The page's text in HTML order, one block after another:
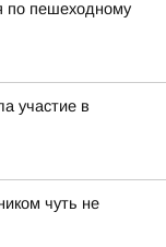
по пешеходному
участие в
чуть не